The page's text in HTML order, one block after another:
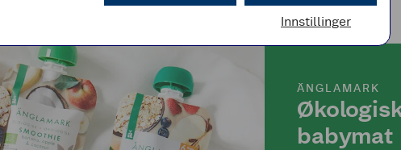
ÄNGLAMARK
babymat
Innstillinger